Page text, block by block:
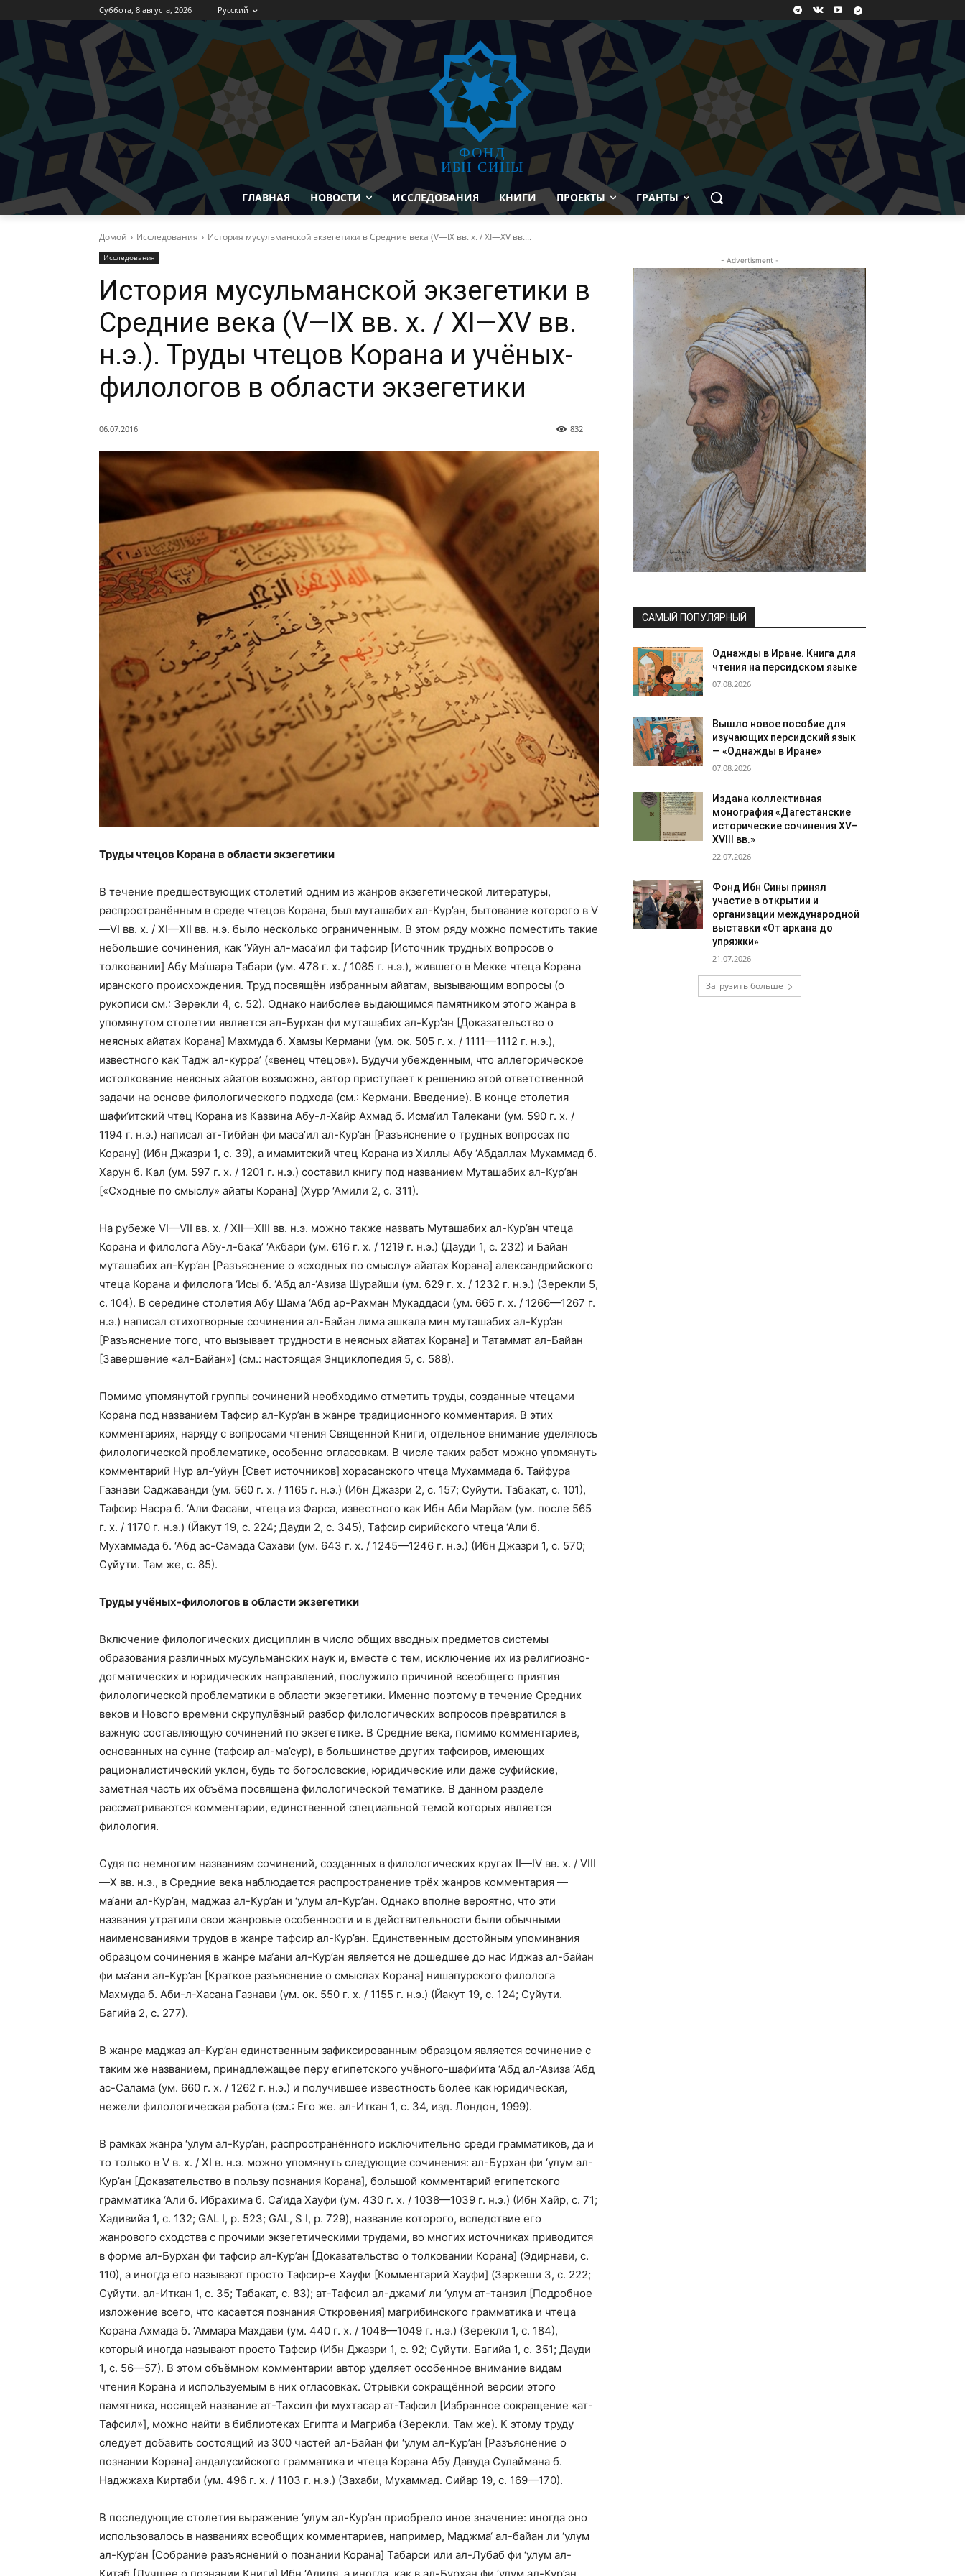
Суббота, 8 августа, 2026 Русский
ФОНД
ИБН СИНЫ
ГЛАВНАЯ НОВОСТИ ИССЛЕДОВАНИЯ КНИГИ ПРОЕКТЫ ГРАНТЫ
Домой Исследования История мусульманской экзегетики в Средние века (V—IX вв. х. / XI—XV вв....
Исследования
История мусульманской экзегетики в
Средние века (V—IX вв. х. / XI—XV вв.
н.э.). Труды чтецов Корана и учёных-
филологов в области экзегетики
06.07.2016 832
Труды чтецов Корана в области экзегетики
В течение предшествующих столетий одним из жанров экзегетической литературы,
распространённым в среде чтецов Корана, был муташабих ал-Кур’ан, бытование которого в V
—VI вв. х. / XI—XII вв. н.э. было несколько ограниченным. В этом ряду можно поместить такие
небольшие сочинения, как ‘Уйун ал-маса’ил фи тафсир [Источник трудных вопросов о
толковании] Абу Ма‘шара Табари (ум. 478 г. х. / 1085 г. н.э.), жившего в Мекке чтеца Корана
иранского происхождения. Труд посвящён избранным айатам, вызывающим вопросы (о
рукописи см.: Зерекли 4, с. 52). Однако наиболее выдающимся памятником этого жанра в
упомянутом столетии является ал-Бурхан фи муташабих ал-Кур’ан [Доказательство о
неясных айатах Корана] Махмуда б. Хамзы Кермани (ум. ок. 505 г. х. / 1111—1112 г. н.э.),
известного как Тадж ал-курра’ («венец чтецов»). Будучи убежденным, что аллегорическое
истолкование неясных айатов возможно, автор приступает к решению этой ответственной
задачи на основе филологического подхода (см.: Кермани. Введение). В конце столетия
шафи‘итский чтец Корана из Казвина Абу-л-Хайр Ахмад б. Исма‘ил Талекани (ум. 590 г. х. /
1194 г. н.э.) написал ат-Тибйан фи маса’ил ал-Кур’ан [Разъяснение о трудных вопросах по
Корану] (Ибн Джазри 1, с. 39), а имамитский чтец Корана из Хиллы Абу ‘Абдаллах Мухаммад б.
Харун б. Кал (ум. 597 г. х. / 1201 г. н.э.) составил книгу под названием Муташабих ал-Кур’ан
[«Сходные по смыслу» айаты Корана] (Хурр ‘Амили 2, с. 311).
На рубеже VI—VII вв. х. / XII—XIII вв. н.э. можно также назвать Муташабих ал-Кур’ан чтеца
Корана и филолога Абу-л-бака’ ‘Акбари (ум. 616 г. х. / 1219 г. н.э.) (Дауди 1, с. 232) и Байан
муташабих ал-Кур’ан [Разъяснение о «сходных по смыслу» айатах Корана] александрийского
чтеца Корана и филолога ‘Исы б. ‘Абд ал-‘Азиза Шурайши (ум. 629 г. х. / 1232 г. н.э.) (Зерекли 5,
с. 104). В середине столетия Абу Шама ‘Абд ар-Рахман Мукаддаси (ум. 665 г. х. / 1266—1267 г.
н.э.) написал стихотворные сочинения ал-Байан лима ашкала мин муташабих ал-Кур’ан
[Разъяснение того, что вызывает трудности в неясных айатах Корана] и Татаммат ал-Байан
[Завершение «ал-Байан»] (см.: настоящая Энциклопедия 5, с. 588).
Помимо упомянутой группы сочинений необходимо отметить труды, созданные чтецами
Корана под названием Тафсир ал-Кур’ан в жанре традиционного комментария. В этих
комментариях, наряду с вопросами чтения Священной Книги, отдельное внимание уделялось
филологической проблематике, особенно огласовкам. В числе таких работ можно упомянуть
комментарий Нур ал-‘уйун [Свет источников] хорасанского чтеца Мухаммада б. Тайфура
Газнави Саджаванди (ум. 560 г. х. / 1165 г. н.э.) (Ибн Джазри 2, с. 157; Суйути. Табакат, с. 101),
Тафсир Насра б. ‘Али Фасави, чтеца из Фарса, известного как Ибн Аби Марйам (ум. после 565
г. х. / 1170 г. н.э.) (Йакут 19, с. 224; Дауди 2, с. 345), Тафсир сирийского чтеца ‘Али б.
Мухаммада б. ‘Абд ас-Самада Сахави (ум. 643 г. х. / 1245—1246 г. н.э.) (Ибн Джазри 1, с. 570;
Суйути. Там же, с. 85).
Труды учёных-филологов в области экзегетики
Включение филологических дисциплин в число общих вводных предметов системы
образования различных мусульманских наук и, вместе с тем, исключение их из религиозно-
догматических и юридических направлений, послужило причиной всеобщего приятия
филологической проблематики в области экзегетики. Именно поэтому в течение Средних
веков и Нового времени скрупулёзный разбор филологических вопросов превратился в
важную составляющую сочинений по экзегетике. В Средние века, помимо комментариев,
основанных на сунне (тафсир ал-ма’сур), в большинстве других тафсиров, имеющих
рационалистический уклон, будь то богословские, юридические или даже суфийские,
заметная часть их объёма посвящена филологической тематике. В данном разделе
рассматриваются комментарии, единственной специальной темой которых является
филология.
Судя по немногим названиям сочинений, созданных в филологических кругах II—IV вв. х. / VIII
—X вв. н.э., в Средние века наблюдается распространение трёх жанров комментария —
ма‘ани ал-Кур’ан, маджаз ал-Кур’ан и ‘улум ал-Кур’ан. Однако вполне вероятно, что эти
названия утратили свои жанровые особенности и в действительности были обычными
наименованиями трудов в жанре тафсир ал-Кур’ан. Единственным достойным упоминания
образцом сочинения в жанре ма‘ани ал-Кур’ан является не дошедшее до нас Иджаз ал-байан
фи ма‘ани ал-Кур’ан [Краткое разъяснение о смыслах Корана] нишапурского филолога
Махмуда б. Аби-л-Хасана Газнави (ум. ок. 550 г. х. / 1155 г. н.э.) (Йакут 19, с. 124; Суйути.
Багийа 2, с. 277).
В жанре маджаз ал-Кур’ан единственным зафиксированным образцом является сочинение с
таким же названием, принадлежащее перу египетского учёного-шафи‘ита ‘Абд ал-‘Азиза ‘Абд
ас-Салама (ум. 660 г. х. / 1262 г. н.э.) и получившее известность более как юридическая,
нежели филологическая работа (см.: Его же. ал-Иткан 1, с. 34, изд. Лондон, 1999).
В рамках жанра ‘улум ал-Кур’ан, распространённого исключительно среди грамматиков, да и
то только в V в. х. / XI в. н.э. можно упомянуть следующие сочинения: ал-Бурхан фи ‘улум ал-
Кур’ан [Доказательство в пользу познания Корана], большой комментарий египетского
грамматика ‘Али б. Ибрахима б. Са‘ида Хауфи (ум. 430 г. х. / 1038—1039 г. н.э.) (Ибн Хайр, с. 71;
Хадивийа 1, с. 132; GAL I, p. 523; GAL, S I, p. 729), название которого, вследствие его
жанрового сходства с прочими экзегетическими трудами, во многих источниках приводится
в форме ал-Бурхан фи тафсир ал-Кур’ан [Доказательство о толковании Корана] (Эдирнави, с.
110), а иногда его называют просто Тафсир-е Хауфи [Комментарий Хауфи] (Заркеши 3, с. 222;
Суйути. ал-Иткан 1, с. 35; Табакат, с. 83); ат-Тафсил ал-джами‘ ли ‘улум ат-танзил [Подробное
изложение всего, что касается познания Откровения] магрибинского грамматика и чтеца
Корана Ахмада б. ‘Аммара Махдави (ум. 440 г. х. / 1048—1049 г. н.э.) (Зерекли 1, с. 184),
который иногда называют просто Тафсир (Ибн Джазри 1, с. 92; Суйути. Багийа 1, с. 351; Дауди
1, с. 56—57). В этом объёмном комментарии автор уделяет особенное внимание видам
чтения Корана и используемым в них огласовках. Отрывки сокращённой версии этого
памятника, носящей название ат-Тахсил фи мухтасар ат-Тафсил [Избранное сокращение «ат-
Тафсил»], можно найти в библиотеках Египта и Магриба (Зерекли. Там же). К этому труду
следует добавить состоящий из 300 частей ал-Байан фи ‘улум ал-Кур’ан [Разъяснение о
познании Корана] андалусийского грамматика и чтеца Корана Абу Давуда Сулаймана б.
Наджжаха Киртаби (ум. 496 г. х. / 1103 г. н.э.) (Захаби, Мухаммад. Сийар 19, с. 169—170).
В последующие столетия выражение ‘улум ал-Кур’ан приобрело иное значение: иногда оно
использовалось в названиях всеобщих комментариев, например, Маджма‘ ал-байан ли ‘улум
ал-Кур’ан [Собрание разъяснений о познании Корана] Табарси или ал-Лубаб фи ‘улум ал-
- Advertisment -
САМЫЙ ПОПУЛЯРНЫЙ
Однажды в Иране. Книга для
чтения на персидском языке
07.08.2026
Вышло новое пособие для
изучающих персидский язык
— «Однажды в Иране»
07.08.2026
Издана коллективная
монография «Дагестанские
исторические сочинения XV–
XVIII вв.»
22.07.2026
Фонд Ибн Сины принял
участие в открытии и
организации международной
выставки «От аркана до
упряжки»
21.07.2026
Загрузить больше